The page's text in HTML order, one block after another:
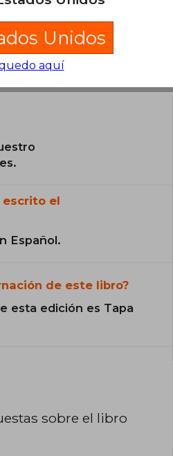
sobre el libro
escrito el
Español.
de este libro?
esta edición es Tapa
sobre el libro
Unidos
aquí